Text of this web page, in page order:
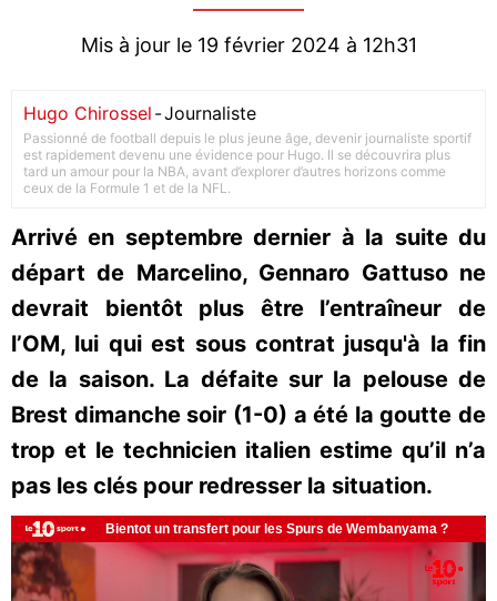
Mis à jour le 19 février 2024 à 12h31
Hugo Chirossel -Journaliste
Passionné de football depuis le plus jeune âge, devenir journaliste sportif
est rapidement devenu une évidence pour Hugo. Il se découvrira plus
tard un amour pour la NBA, avant d’explorer d’autres horizons comme
ceux de la Formule 1 et de la NFL.
Arrivé en septembre dernier à la suite du
départ de Marcelino, Gennaro Gattuso ne
devrait bientôt plus être l’entraîneur de
l’OM, lui qui est sous contrat jusqu'à la fin
de la saison. La défaite sur la pelouse de
Brest dimanche soir (1-0) a été la goutte de
trop et le technicien italien estime qu’il n’a
pas les clés pour redresser la situation.